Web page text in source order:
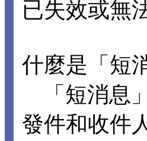
已失效或無
什麼是「短
「短消息
發件和收件